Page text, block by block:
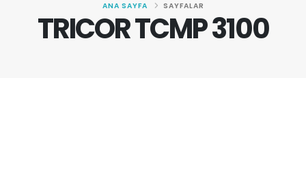
TRICOR TCMP 3100
ANA SAYFA SAYFALAR